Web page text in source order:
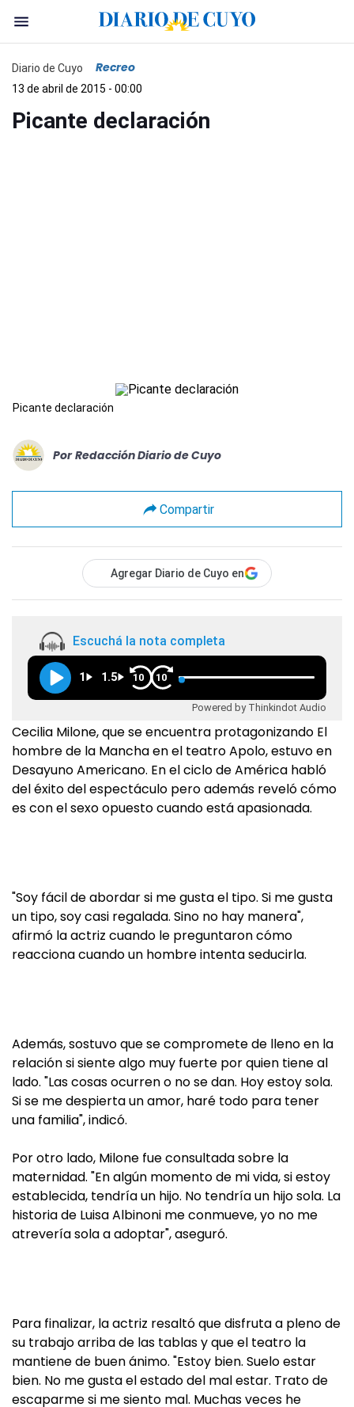
Diario de Cuyo Recreo
13 de abril de 2015 - 00:00
Picante declaración
Picante declaración
Por Redacción Diario de Cuyo
Compartir
Agregar Diario de Cuyo en
Escuchá la nota completa
1 1.5 10 10
Powered by Thinkindot Audio
Cecilia Milone, que se encuentra protagonizando El
hombre de la Mancha en el teatro Apolo, estuvo en
Desayuno Americano. En el ciclo de América habló
del éxito del espectáculo pero además reveló cómo
es con el sexo opuesto cuando está apasionada.
"Soy fácil de abordar si me gusta el tipo. Si me gusta
un tipo, soy casi regalada. Sino no hay manera",
afirmó la actriz cuando le preguntaron cómo
reacciona cuando un hombre intenta seducirla.
Además, sostuvo que se compromete de lleno en la
relación si siente algo muy fuerte por quien tiene al
lado. "Las cosas ocurren o no se dan. Hoy estoy sola.
Si se me despierta un amor, haré todo para tener
una familia", indicó.
Por otro lado, Milone fue consultada sobre la
maternidad. "En algún momento de mi vida, si estoy
establecida, tendría un hijo. No tendría un hijo sola. La
historia de Luisa Albinoni me conmueve, yo no me
atrevería sola a adoptar", aseguró.
Para finalizar, la actriz resaltó que disfruta a pleno de
su trabajo arriba de las tablas y que el teatro la
mantiene de buen ánimo. "Estoy bien. Suelo estar
bien. No me gusta el estado del mal estar. Trato de
escaparme si me siento mal. Muchas veces he